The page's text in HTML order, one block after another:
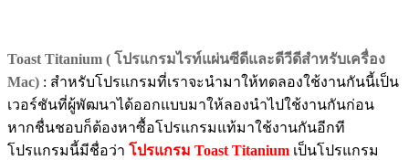
Toast Titanium ( โปรแกรมไรท์แผ่นซีดีและดีวีดีสำหรับเครื่อง
Mac) : สำหรับโปรแกรมที่เราจะนำมาให้ทดลองใช้งานกันนี้เป็น
เวอร์ชันที่ผู้พัฒนาได้ออกแบบมาให้ลองนำไปใช้งานกันก่อน
หากชื่นชอบก็ต้องหาซื้อโปรแกรมแท้มาใช้งานกันอีกที
โปรแกรมนี้มีชื่อว่า โปรแกรม Toast Titanium เป็นโปรแกรม